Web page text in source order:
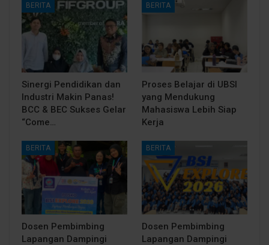
BERITA
Sinergi Pendidikan dan
Industri Makin Panas!
BCC & BEC Sukses Gelar
“Come…
BERITA
Proses Belajar di UBSI
yang Mendukung
Mahasiswa Lebih Siap
Kerja
BERITA
Dosen Pembimbing
Lapangan Dampingi
BERITA
Dosen Pembimbing
Lapangan Dampingi